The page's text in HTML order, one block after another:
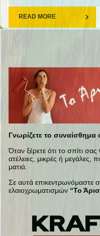
READ MORE
Γνωρίζετε το
Όταν ξέρετε ότι το σπίτι
ατέλειες, μικρές ή
ματιά.
Σε αυτά επικεντρωνόμαστε
ελαιοχρωματισμών “Το